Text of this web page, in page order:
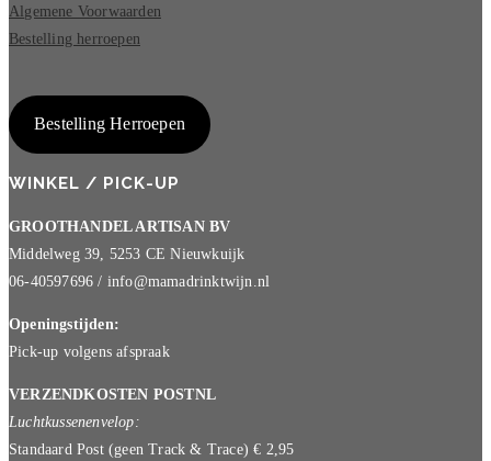
Algemene Voorwaarden
Bestelling herroepen
Bestelling Herroepen
WINKEL / PICK-UP
GROOTHANDEL ARTISAN BV
Middelweg 39, 5253 CE Nieuwkuijk
06-40597696 / info@mamadrinktwijn.nl
Openingstijden:
Pick-up volgens afspraak
VERZENDKOSTEN POSTNL
Luchtkussenenvelop:
Standaard Post (geen Track & Trace) € 2,95